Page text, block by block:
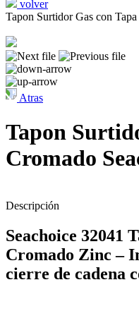
volver
Tapon Surtidor Gas con
Atras
Tapon
Cromado
Descripción
Seachoice 32041
Cromado Zinc –
cierre de cadena